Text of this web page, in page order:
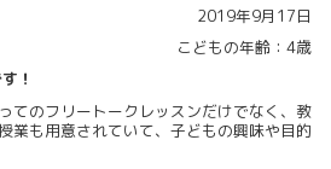
2019年9月17日
こどもの年齢：4歳
！
てのフリートークレッスンだけでなく、教
業も用意されていて、子どもの興味や目的